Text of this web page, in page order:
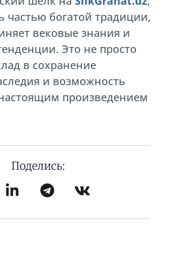
частью богатой традиции,
вековые знания и
Это не просто
в сохранение
и возможность
произведением
Поделись: